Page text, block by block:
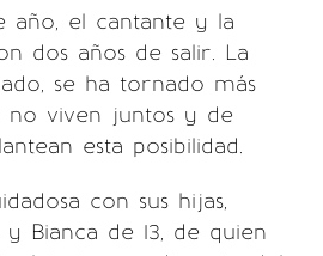
año, el cantante y la
dos años de salir. La
se ha tornado más
no viven juntos y de
esta posibilidad.
con sus hijas,
y Bianca de 13, de quien